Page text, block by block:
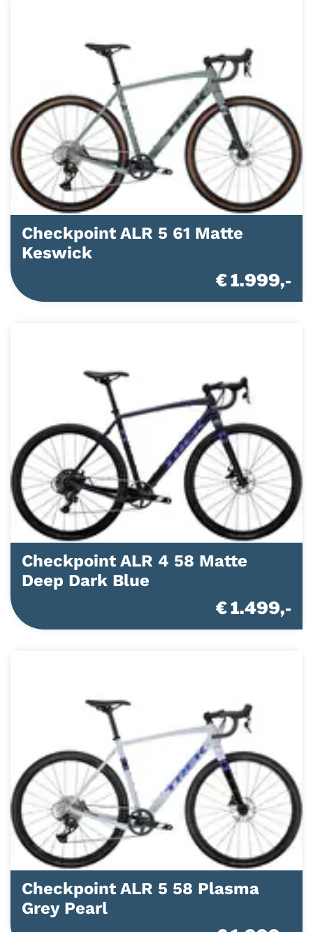
Checkpoint ALR 5 61 Matte
Keswick
€ 1.999,-
Checkpoint ALR 4 58 Matte
Deep Dark Blue
€ 1.499,-
Checkpoint ALR 5 58 Plasma
Grey Pearl